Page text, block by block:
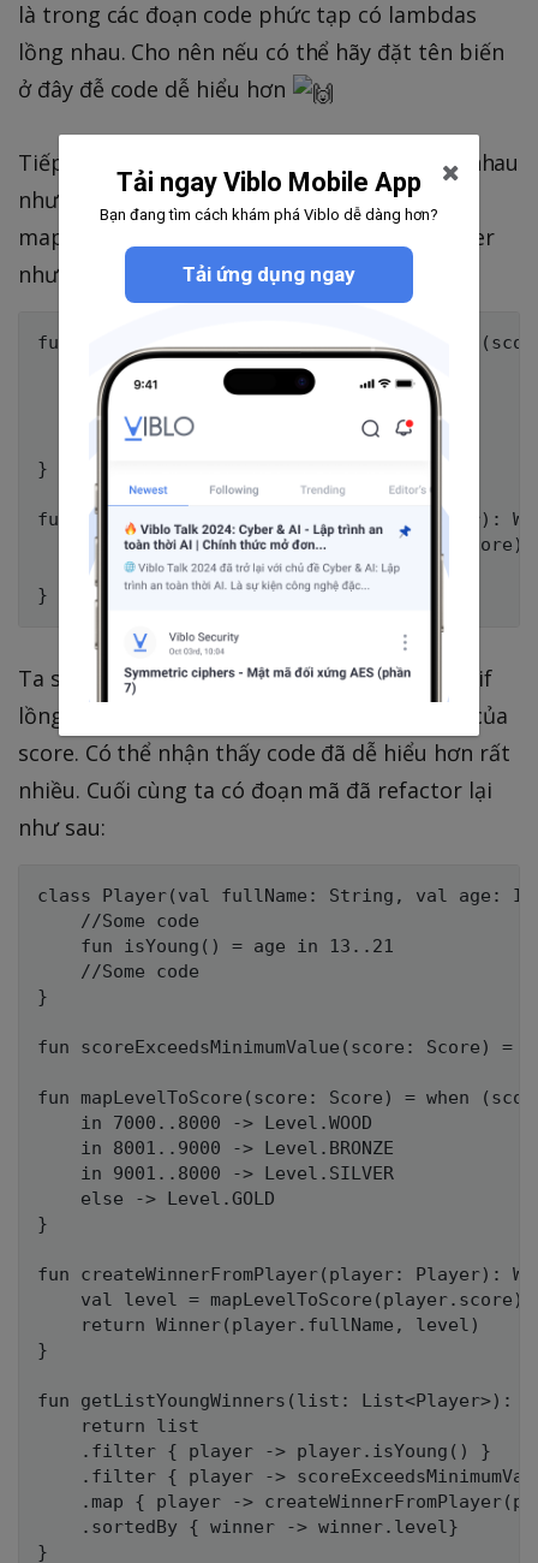
là trong các đoạn code phức tạp có lambdas
lồng nhau. Cho nên nếu có thể hãy đặt tên biến
ở đây đễ code dễ hiểu hơn
Tiếp theo, thay vì dùng map rồi if else lồng nhau
như vậy ta sẽ define ra thêm 2 function
mapLevelToScore và createWinnerFromPlayer
như sau:
fun mapLevelToScore(score: Score) = when
    in 7000..8000 -> Level.WOOD
    in 8001..9000 -> Level.BRONZE
    in 9001..8000 -> Level.SILVER
    else -> Level.GOLD
}
fun createWinnerFromPlayer(player: Player):
    val level = mapLevelToScore(player.score)
    return Winner(player.fullName, level)
Ta sử dụng When để loại bỏ điều kiện if else if
lồng nhau. Toán tử
để xác định phạm vi của
score. Có thể nhận thấy code đã dễ hiểu hơn rất
nhiều. Cuối cùng ta có đoạn mã đã refactor lại
như sau:
class Player(val fullName: String, val age:
    //Some code
    fun isYoung() = age in 13..21
    //Some code
}
fun scoreExceedsMinimumValue(score: Score) =
fun mapLevelToScore(score: Score) = when
    in 7000..8000 -> Level.WOOD
    in 8001..9000 -> Level.BRONZE
    in 9001..8000 -> Level.SILVER
    else -> Level.GOLD
}
fun createWinnerFromPlayer(player: Player):
    val level = mapLevelToScore(player.score)
    return Winner(player.fullName, level)
}
fun getListYoungWinners(list: List<Player>):
    return list
    .filter { player -> player.isYoung() }
.filter { player ->
.map { player ->
    .sortedBy { winner -> winner.level}
Tải ngay Viblo Mobile App
Bạn đang tìm cách khám phá Viblo dễ dàng hơn?
Tải ứng dụng ngay